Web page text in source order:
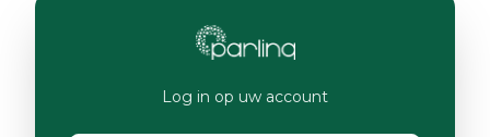
Log in op uw account